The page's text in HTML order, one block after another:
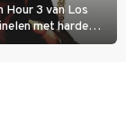
Hour 3 van Los
met harde